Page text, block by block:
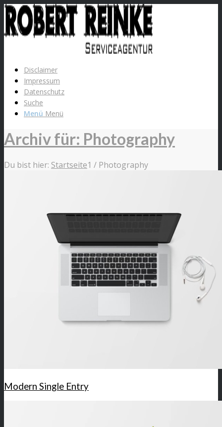
Disclaimer
Impressum
Datenschutz
Suche
Menü Menü
Archiv für: Photography
Du bist hier: Startseite1 / Photography
Modern Single Entry